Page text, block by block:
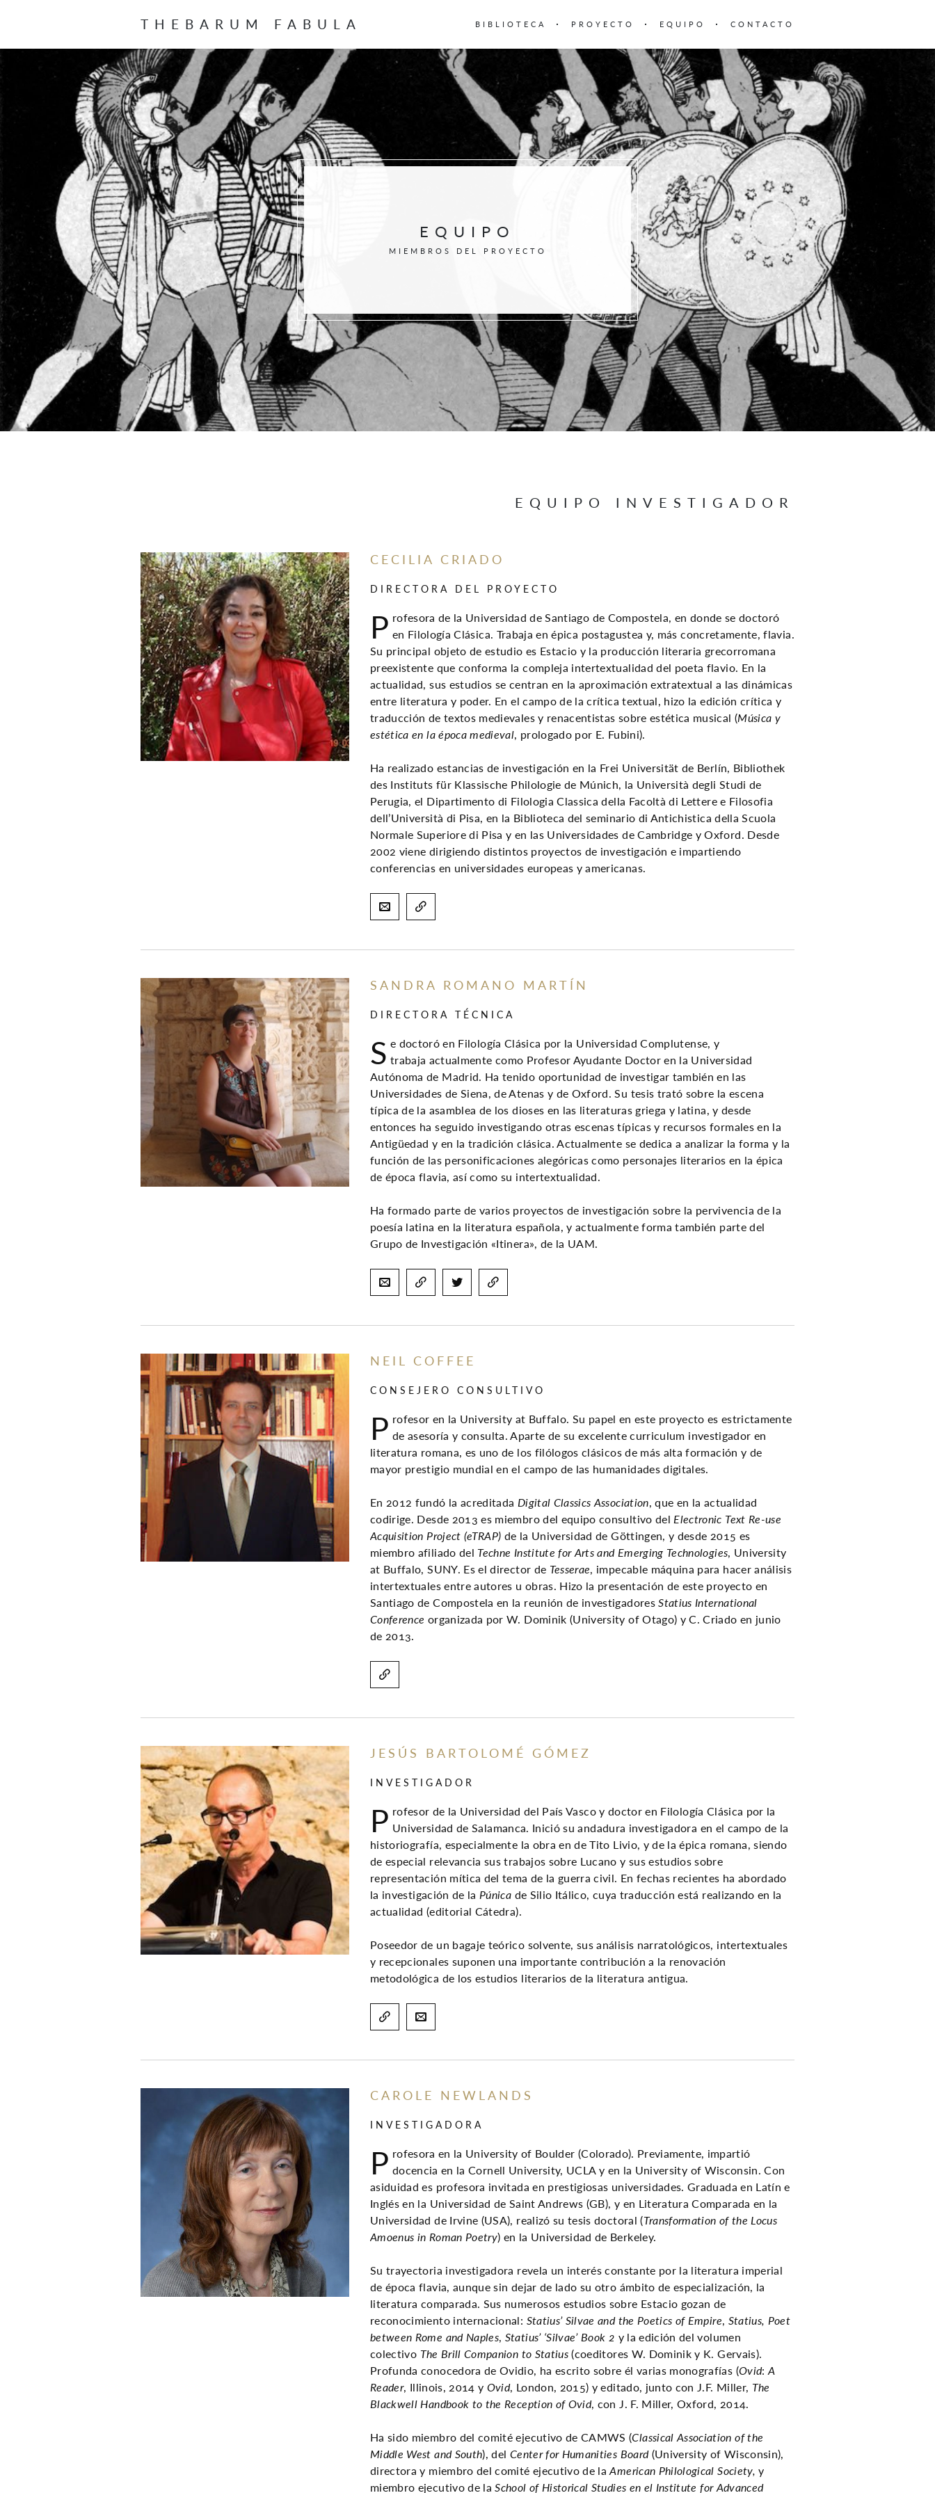
THEBARUM FABULA BIBLIOTECA PROYECTO EQUIPO CONTACTO
EQUIPO
MIEMBROS DEL PROYECTO
EQUIPO INVESTIGADOR
CECILIA CRIADO
DIRECTORA DEL PROYECTO
P rofesora de la Universidad de Santiago de Compostela, en donde se doctoró
en Filología Clásica. Trabaja en épica postagustea y, más concretamente, flavia.
Su principal objeto de estudio es Estacio y la producción literaria grecorromana
preexistente que conforma la compleja intertextualidad del poeta flavio. En la
actualidad, sus estudios se centran en la aproximación extratextual a las dinámicas
entre literatura y poder. En el campo de la crítica textual, hizo la edición crítica y
traducción de textos medievales y renacentistas sobre estética musical (Música y
estética en la época medieval, prologado por E. Fubini).
Ha realizado estancias de investigación en la Frei Universität de Berlín, Bibliothek
des Instituts für Klassische Philologie de Múnich, la Università degli Studi de
Perugia, el Dipartimento di Filologia Classica della Facoltà di Lettere e Filosofia
dell’Università di Pisa, en la Biblioteca del seminario di Antichistica della Scuola
Normale Superiore di Pisa y en las Universidades de Cambridge y Oxford. Desde
2002 viene dirigiendo distintos proyectos de investigación e impartiendo
conferencias en universidades europeas y americanas.
SANDRA ROMANO MARTÍN
DIRECTORA TÉCNICA
S e doctoró en Filología Clásica por la Universidad Complutense, y
trabaja actualmente como Profesor Ayudante Doctor en la Universidad
Autónoma de Madrid. Ha tenido oportunidad de investigar también en las
Universidades de Siena, de Atenas y de Oxford. Su tesis trató sobre la escena
típica de la asamblea de los dioses en las literaturas griega y latina, y desde
entonces ha seguido investigando otras escenas típicas y recursos formales en la
Antigüedad y en la tradición clásica. Actualmente se dedica a analizar la forma y la
función de las personificaciones alegóricas como personajes literarios en la épica
de época flavia, así como su intertextualidad.
Ha formado parte de varios proyectos de investigación sobre la pervivencia de la
poesía latina en la literatura española, y actualmente forma también parte del
Grupo de Investigación «Itinera», de la UAM.
NEIL COFFEE
CONSEJERO CONSULTIVO
P rofesor en la University at Buffalo. Su papel en este proyecto es estrictamente
de asesoría y consulta. Aparte de su excelente curriculum investigador en
literatura romana, es uno de los filólogos clásicos de más alta formación y de
mayor prestigio mundial en el campo de las humanidades digitales.
En 2012 fundó la acreditada Digital Classics Association, que en la actualidad
codirige. Desde 2013 es miembro del equipo consultivo delElectronic Text Re-use
Acquisition Project (eTRAP) de la Universidad de Göttingen, y desde 2015 es
miembro afiliado del Techne Institute for Arts and Emerging Technologies, University
at Buffalo, SUNY. Es el director de Tesserae, impecable máquina para hacer análisis
intertextuales entre autores u obras. Hizo la presentación de este proyecto en
Santiago de Compostela en la reunión de investigadoresStatius International
Conference organizada por W. Dominik (University of Otago) y C. Criado en junio
de 2013.
JESÚS BARTOLOMÉ GÓMEZ
INVESTIGADOR
P rofesor de la Universidad del País Vasco y doctor en Filología Clásica por la
Universidad de Salamanca. Inició su andadura investigadora en el campo de la
historiografía, especialmente la obra en de Tito Livio, y de la épica romana, siendo
de especial relevancia sus trabajos sobre Lucano y sus estudios sobre
representación mítica del tema de la guerra civil. En fechas recientes ha abordado
la investigación de laPúnica de Silio Itálico, cuya traducción está realizando en la
actualidad (editorial Cátedra).
Poseedor de un bagaje teórico solvente, sus análisis narratológicos, intertextuales
y recepcionales suponen una importante contribución a la renovación
metodológica de los estudios literarios de la literatura antigua.
CAROLE NEWLANDS
INVESTIGADORA
P rofesora en la University of Boulder (Colorado). Previamente, impartió
docencia en la Cornell University, UCLA y en la University of Wisconsin. Con
asiduidad es profesora invitada en prestigiosas universidades. Graduada en Latín e
Inglés en la Universidad de Saint Andrews (GB), y en Literatura Comparada en la
Universidad de Irvine (USA), realizó su tesis doctoral (Transformation of the Locus
Amoenus in Roman Poetry) en la Universidad de Berkeley.
Su trayectoria investigadora revela un interés constante por la literatura imperial
de época flavia, aunque sin dejar de lado su otro ámbito de especialización, la
literatura comparada. Sus numerosos estudios sobre Estacio gozan de
reconocimiento internacional: Statius’ Silvae and the Poetics of Empire, Statius, Poet
between Rome and Naples, Statius’ ‘Silvae’ Book 2 y la edición del volumen
colectivo The Brill Companion to Statius(coeditores W. Dominik y K. Gervais).
Profunda conocedora de Ovidio, ha escrito sobre él varias monografías (Ovid:A
Reader, Illinois, 2014 y Ovid, London, 2015) y editado, junto con J.F. Miller, The
Blackwell Handbook to the Reception of Ovid, con J. F. Miller, Oxford, 2014.
Ha sido miembro del comité ejecutivo de CAMWS (Classical Association of the
Middle West and South), del Center for Humanities Board (University of Wisconsin),
directora y miembro del comité ejecutivo de la American Philological Society, y
miembro ejecutivo de la School of Historical Studies en el Institute for Advanced